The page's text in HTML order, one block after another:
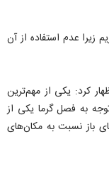
زیرا عدم استفاده از آن
کرد: یکی از مهم‌ترین
به فصل گرما یکی از
باز نسبت به مکان‌های